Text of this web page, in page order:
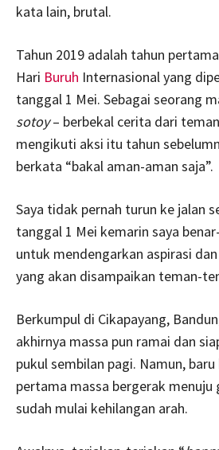
kata lain, brutal.
Tahun 2019 adalah tahun
Hari Buruh Internasional yang
tanggal 1 Mei. Sebagai seorang
sotoy– berbekal cerita dari
mengikuti aksi itu tahun
berkata “bakal aman-aman saja”.
Saya tidak pernah turun ke jalan
tanggal 1 Mei kemarin saya
untuk mendengarkan aspirasi
yang akan disampaikan teman-
Berkumpul di Cikapayang,
akhirnya massa pun ramai dan
pukul sembilan pagi. Namun,
pertama massa bergerak menuju
sudah mulai kehilangan arah.